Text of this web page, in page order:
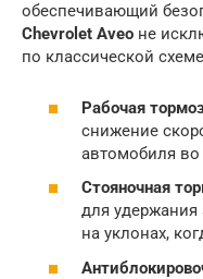
обеспечивающий
Chevrolet Aveo не
по классической
Рабочая
снижение
автомобиля
Стояночная
для удержания
на уклонах,